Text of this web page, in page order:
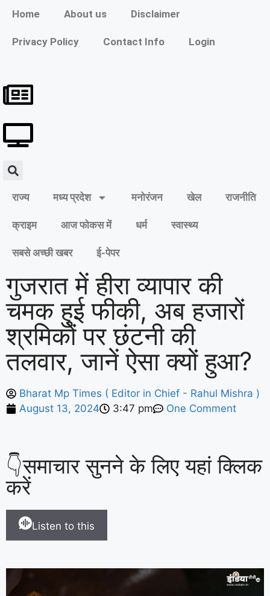
Home About us Disclaimer
Privacy Policy Contact Info Login
राज्य मध्य प्रदेश मनोरंजन खेल राजनीति
क्राइम आज फोकस में धर्म स्वास्थ्य
सबसे अच्छी खबर ई-पेपर
गुजरात में हीरा व्यापार की
चमक हुई फीकी, अब हजारों
श्रमिकों पर छंटनी की
तलवार, जानें ऐसा क्यों हुआ?
Bharat Mp Times ( Editor in Chief - Rahul Mishra )
August 13, 2024
3:47 pm One Comment
👇समाचार सुनने के लिए यहां क्लिक
करें
Listen to this